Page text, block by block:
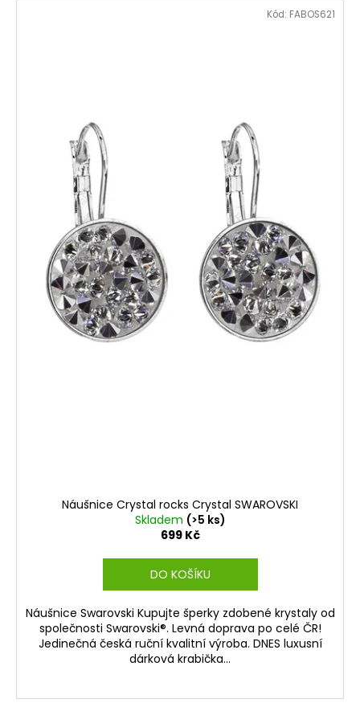
Náušnice Crystal rocks Crystal SWAROVSKI
Skladem (>5 ks)
699 Kč
DO KOŠÍKU
Náušnice Swarovski Kupujte šperky zdobené krystaly od
společnosti Swarovski®. Levná doprava po celé ČR!
Jedinečná česká ruční kvalitní výroba. DNES luxusní
dárková krabička...
Kód: FABOS621